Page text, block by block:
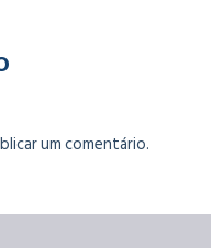
um comentário.